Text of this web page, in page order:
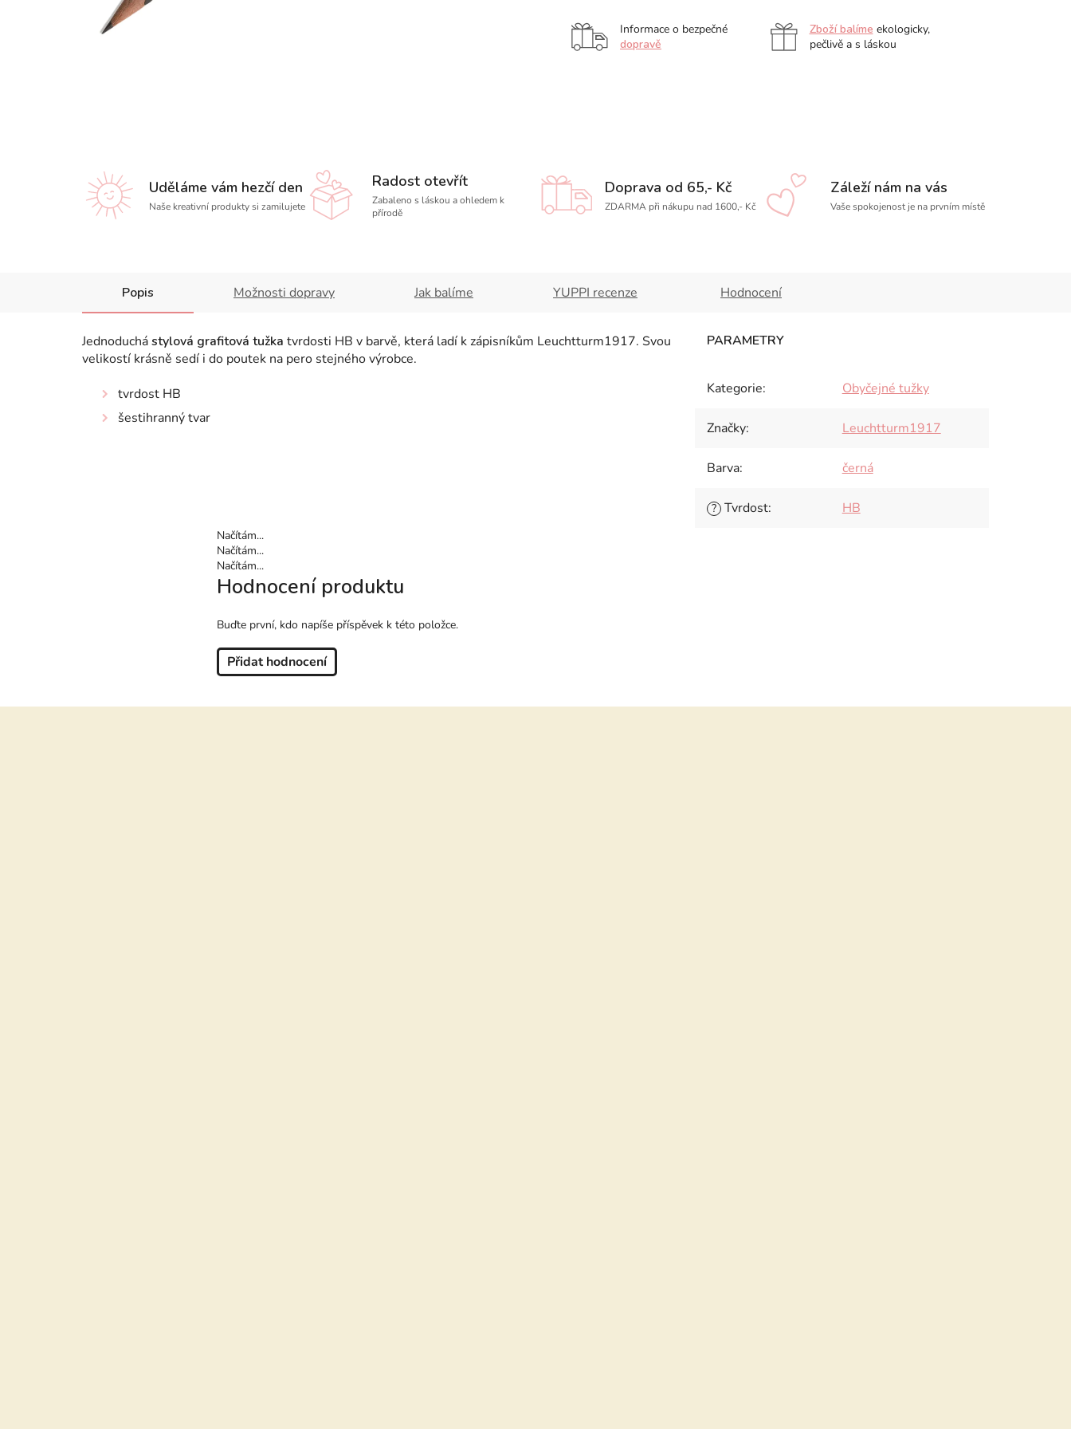
Informace o bezpečné
dopravě
Zboží balíme ekologicky,
pečlivě a s láskou
Uděláme vám hezčí den
Naše kreativní produkty si zamilujete
Radost otevřít
Zabaleno s láskou a ohledem k
přírodě
Doprava od 65,- Kč
ZDARMA při nákupu nad 1600,- Kč
Záleží nám na vás
Vaše spokojenost je na prvním místě
Popis Možnosti dopravy Jak balíme YUPPI recenze Hodnocení
Jednoduchástylová grafitová tužka tvrdosti HB v barvě, která ladí k zápisníkům Leuchtturm1917. Svou
velikostí krásně sedí i do poutek na pero stejného výrobce.
tvrdost HB
šestihranný tvar
Kategorie: Obyčejné tužky
Značky: Leuchtturm1917
Barva: černá
? Tvrdost: HB
Načítám...
Načítám...
Načítám...
Hodnocení produktu
Buďte první, kdo napíše příspěvek k této položce.
Přidat hodnocení